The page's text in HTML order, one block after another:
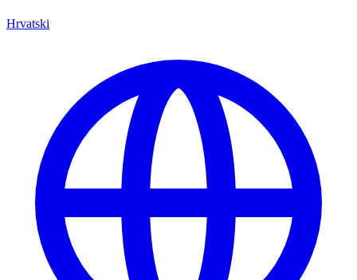
Hrvatski